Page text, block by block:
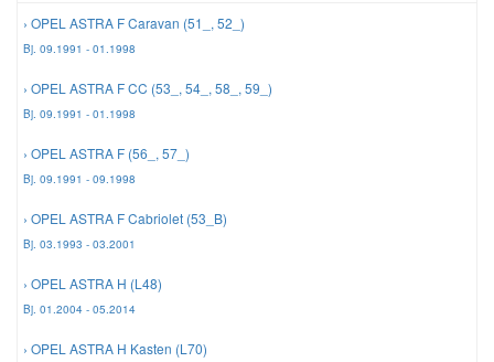
› OPEL ASTRA F Caravan (51_, 52_)
Bj. 09.1991 - 01.1998
› OPEL ASTRA F CC (53_, 54_, 58_, 59_)
Bj. 09.1991 - 01.1998
› OPEL ASTRA F (56_, 57_)
Bj. 09.1991 - 09.1998
› OPEL ASTRA F Cabriolet (53_B)
Bj. 03.1993 - 03.2001
› OPEL ASTRA H (L48)
Bj. 01.2004 - 05.2014
› OPEL ASTRA H Kasten (L70)
Jeep Ersatzteile